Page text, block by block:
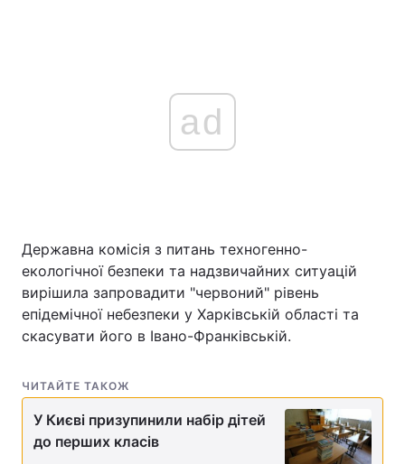
ad
Державна комісія з питань техногенно-
екологічної безпеки та надзвичайних ситуацій
вирішила запровадити "червоний" рівень
епідемічної небезпеки у Харківській області та
скасувати його в Івано-Франківській.
ЧИТАЙТЕ ТАКОЖ
У Києві призупинили набір дітей
до перших класів